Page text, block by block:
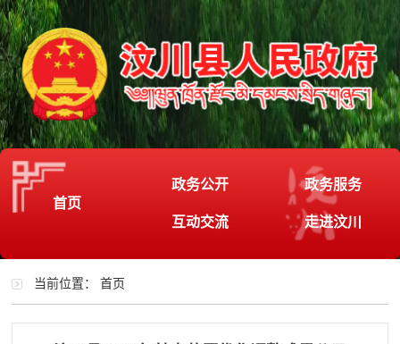
首页
政务公开 政务服务
互动交流 走进汶川
当前位置：首页